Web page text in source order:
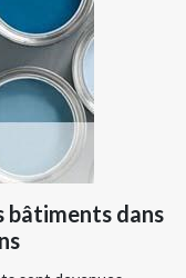
bâtiments dans